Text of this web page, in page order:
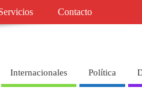
Contacto
Internacionales Política